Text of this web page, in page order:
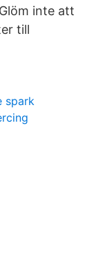
inte att
till
spark